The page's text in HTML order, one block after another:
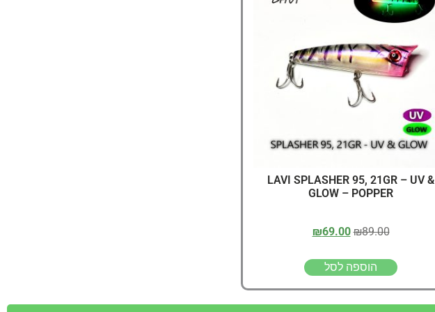
דיג – מאמרים בנושא דיג
החנות שלי – ציוד מומלץ שווה להכנס!
סל קניות
תקנון אתר
LAVI SPLASHER 95, 21GR – UV &
GLOW – POPPER
₪89.00
₪69.00
הוספה לסל